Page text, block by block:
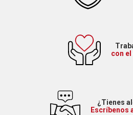
con
¿Tienes
Escríbenos